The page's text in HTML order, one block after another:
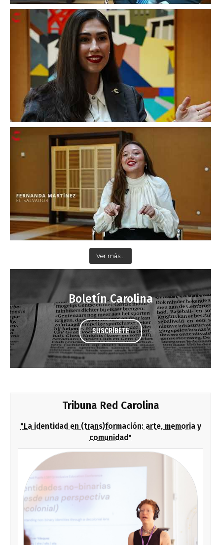
Ver más...
Boletín Carolina
SUSCRÍBETE
Tribuna Red Carolina
"La identidad en (trans)formación: arte, memoria y
comunidad"